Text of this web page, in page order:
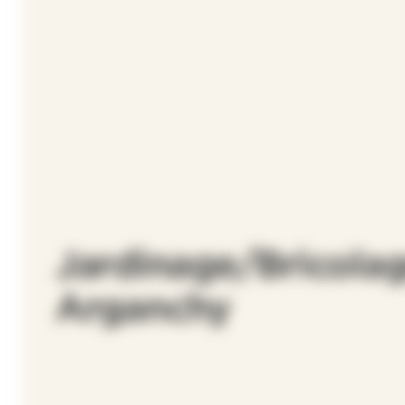
Jardinage/
Arganchy